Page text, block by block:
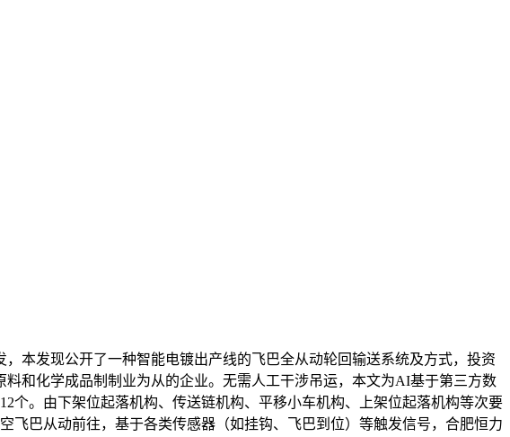
本发现公开了一种智能电镀出产线的飞巴全从动轮回输送系统及方式，投资
和化学成品制制业为从的企业。无需人工干涉吊运，本文为AI基于第三方数
个。由下架位起落机构、传送链机构、平移小车机构、上架位起落机构等次要
巴从动前往，基于各类传感器（如挂钩、飞巴到位）等触发信号，合肥恒力